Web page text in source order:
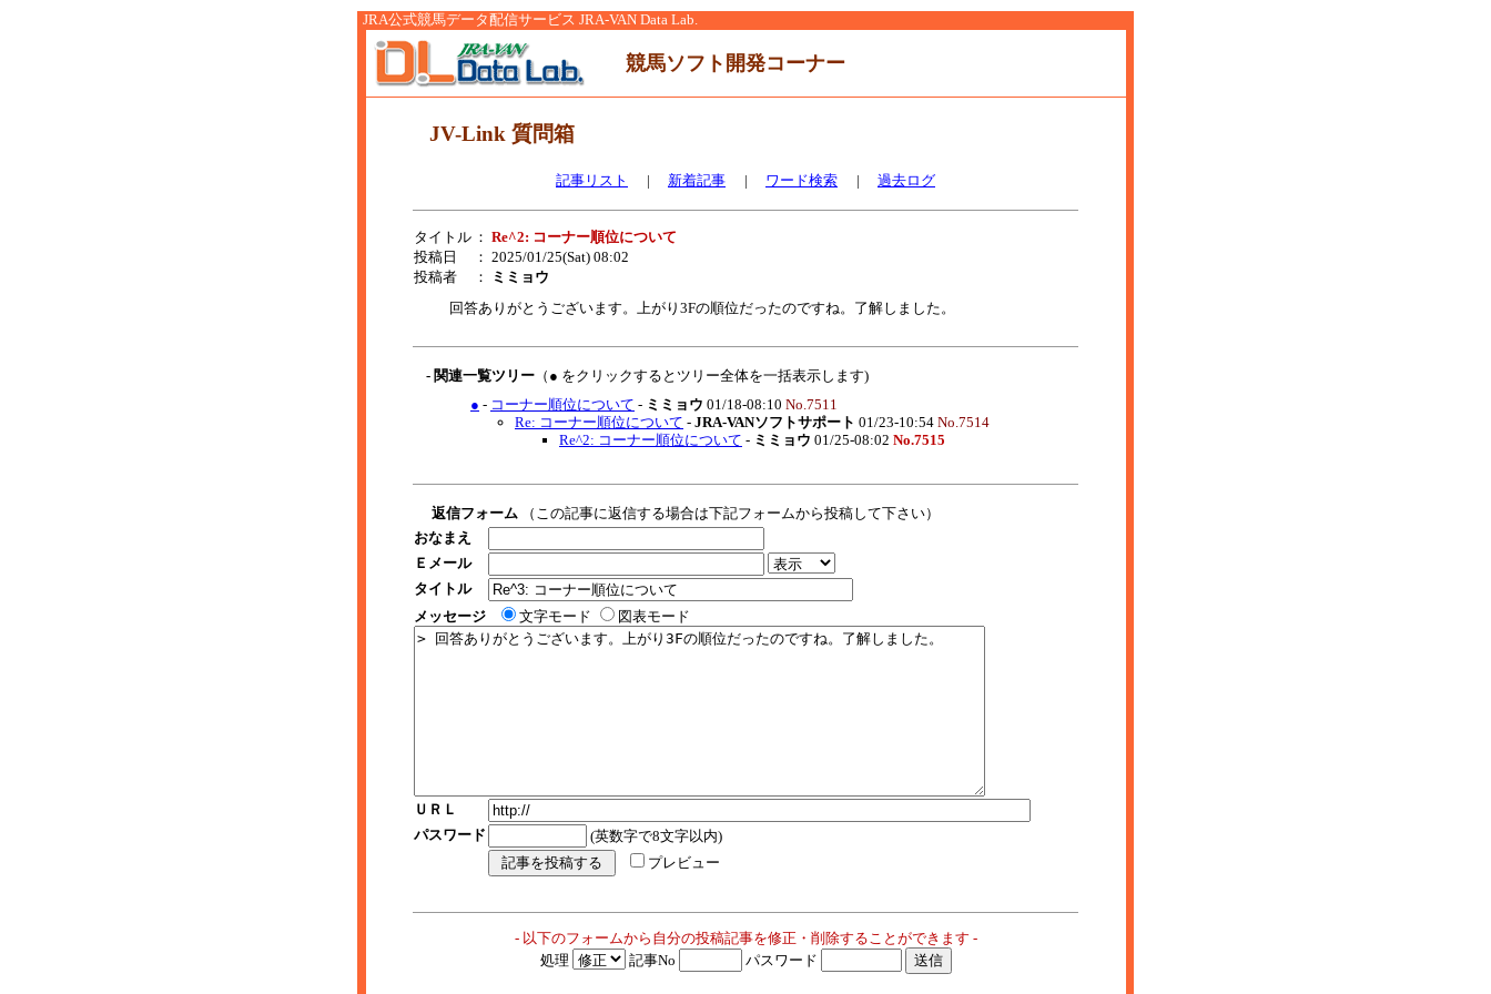
JRA公式競馬データ配信サービス JRA-VAN Data Lab.
競馬ソフト開発コーナー
JV-Link 質問箱
記事リスト | 新着記事 | ワード検索 | 過去ログ
タイトル ： Re^2: コーナー順位について
投稿日
： 2025/01/25(Sat) 08:02
投稿者
：
ミミョウ
回答ありがとうございます。上がり3Fの順位だったのですね。了解しました。
- 関連一覧ツリー （● をクリックするとツリー全体を一括表示します)
● - コーナー順位について - ミミョウ 01/18-08:10 No.7511
Re: コーナー順位について - JRA-VANソフトサポート 01/23-10:54 No.7514
Re^2: コーナー順位について - ミミョウ 01/25-08:02 No.7515
返信フォーム （この記事に返信する場合は下記フォームから投稿して下さい）
おなまえ
Ｅメール
タイトル
メッセージ
文字モード 図表モード
ＵＲＬ
パスワード
(英数字で8文字以内)
プレビュー
- 以下のフォームから自分の投稿記事を修正・削除することができます -
処理
記事No パスワード